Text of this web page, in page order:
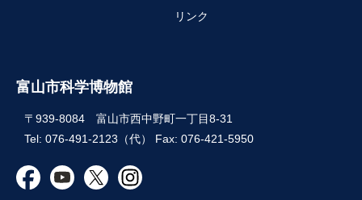
富山市科学博物館
〒939-8084 富山市西中野町一丁目8-31
Tel: 076-491-2123（代） Fax: 076-421-5950
リンク